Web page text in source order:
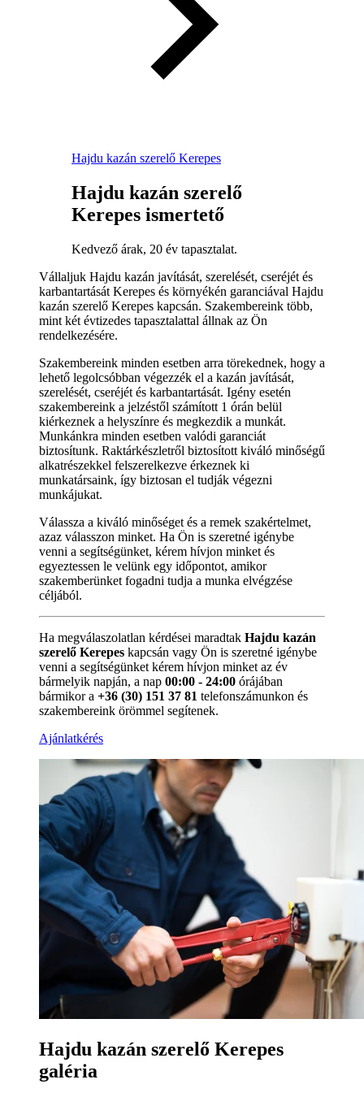
Hajdu kazán szerelő Kerepes
Hajdu kazán szerelő
Kerepes ismertető
Kedvező árak, 20 év tapasztalat.
Vállaljuk Hajdu kazán javítását, szerelését, cseréjét és
karbantartását Kerepes és környékén garanciával Hajdu
kazán szerelő Kerepes kapcsán. Szakembereink több,
mint két évtizedes tapasztalattal állnak az Ön
rendelkezésére.
Szakembereink minden esetben arra törekednek, hogy a
lehető legolcsóbban végezzék el a kazán javítását,
szerelését, cseréjét és karbantartását. Igény esetén
szakembereink a jelzéstől számított 1 órán belül
kiérkeznek a helyszínre és megkezdik a munkát.
Munkánkra minden esetben valódi garanciát
biztosítunk. Raktárkészletről biztosított kiváló minőségű
alkatrészekkel felszerelkezve érkeznek ki
munkatársaink, így biztosan el tudják végezni
munkájukat.
Válassza a kiváló minőséget és a remek szakértelmet,
azaz válasszon minket. Ha Ön is szeretné igénybe
venni a segítségünket, kérem hívjon minket és
egyeztessen le velünk egy időpontot, amikor
szakemberünket fogadni tudja a munka elvégzése
céljából.
Ha megválaszolatlan kérdései maradtak Hajdu kazán
szerelő Kerepes kapcsán vagy Ön is szeretné igénybe
venni a segítségünket kérem hívjon minket az év
bármelyik napján, a nap 00:00 - 24:00 órájában
bármikor a +36 (30) 151 37 81 telefonszámunkon és
szakembereink örömmel segítenek.
Ajánlatkérés
Hajdu kazán szerelő Kerepes
galéria